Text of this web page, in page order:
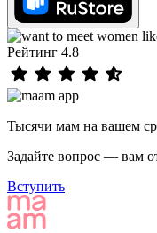
Рейтинг 4.8
Тысячи мам на вашем
Задайте вопрос — вам
Вступить